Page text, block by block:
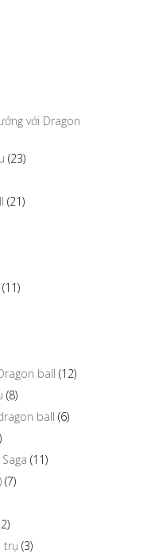
với Dragon
(23)
(21)
(11)
ball (12)
(8)
ball (6)
(11)
(7)
trụ (3)